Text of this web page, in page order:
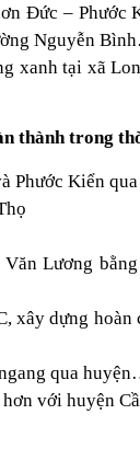
Đức – Phước
Nguyễn
xanh tại xã
thành trong
Phước Kiển
Lương
xây dựng hoàn
qua
với huyện